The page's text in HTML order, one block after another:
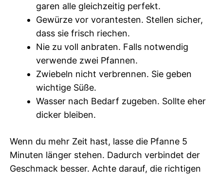
garen alle gleichzeitig perfekt.
Gewürze vor vorantesten. Stellen sicher,
dass sie frisch riechen.
Nie zu voll anbraten. Falls notwendig
verwende zwei Pfannen.
Zwiebeln nicht verbrennen. Sie geben
wichtige Süße.
Wasser nach Bedarf zugeben. Sollte eher
dicker bleiben.
Wenn du mehr Zeit hast, lasse die Pfanne 5
Minuten länger stehen. Dadurch verbindet der
Geschmack besser. Achte darauf, die richtigen